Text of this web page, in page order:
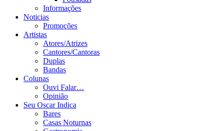
Informações
Noticias
Promoções
Artistas
Atores/Atrizes
Cantores/Cantoras
Duplas
Bandas
Colunas
Ouvi Falar…
Opinião
Seu Oscar Indica
Bares
Casas Noturnas